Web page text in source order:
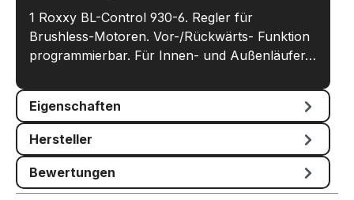
1 Roxxy BL-Control 930-6. Regler für
Brushless-Motoren. Vor-/Rückwärts- Funktion
programmierbar. Für Innen- und Außenläufer…
Eigenschaften
Hersteller
Bewertungen